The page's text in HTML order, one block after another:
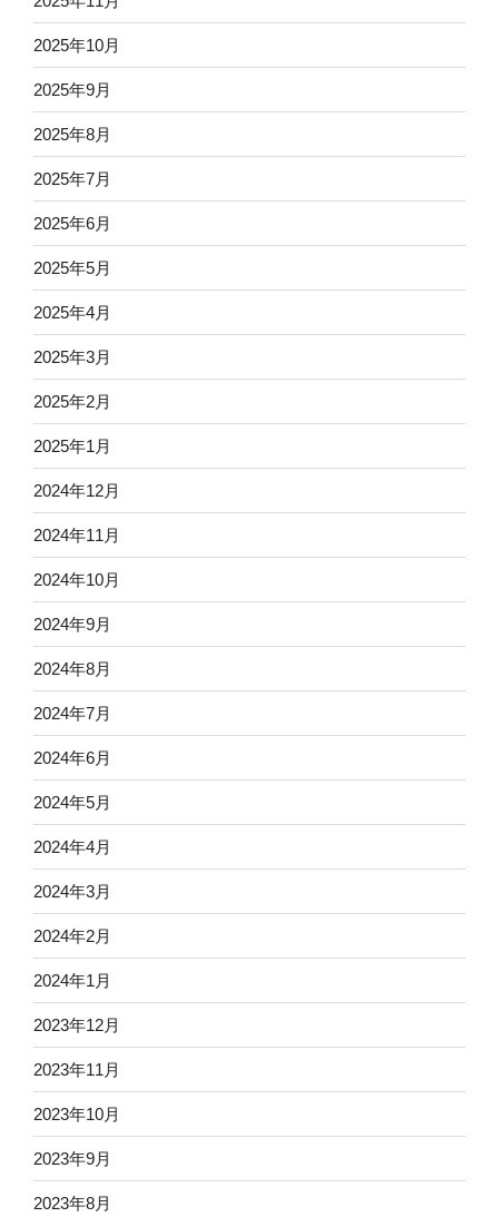
2025年10月
2025年9月
2025年8月
2025年7月
2025年6月
2025年5月
2025年4月
2025年3月
2025年2月
2025年1月
2024年12月
2024年11月
2024年10月
2024年9月
2024年8月
2024年7月
2024年6月
2024年5月
2024年4月
2024年3月
2024年2月
2024年1月
2023年12月
2023年11月
2023年10月
2023年9月
2023年8月